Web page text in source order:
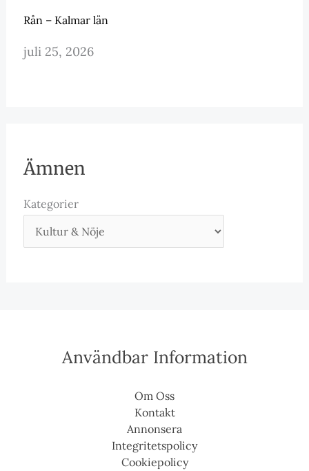
Rån – Kalmar län
juli 25, 2026
Ämnen
Kategorier
Användbar Information
Om Oss
Kontakt
Annonsera
Integritetspolicy
Cookiepolicy